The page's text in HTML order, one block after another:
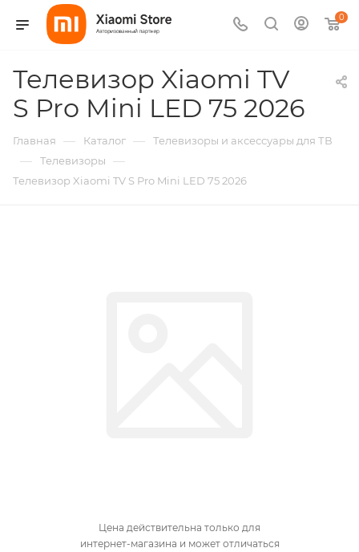
0
Телевизор Xiaomi TV
S Pro Mini LED 75 2026
Главная — Каталог — Телевизоры и аксессуары для ТВ
— Телевизоры —
Телевизор Xiaomi TV S Pro Mini LED 75 2026
Цена действительна только для
интернет-магазина и может отличаться